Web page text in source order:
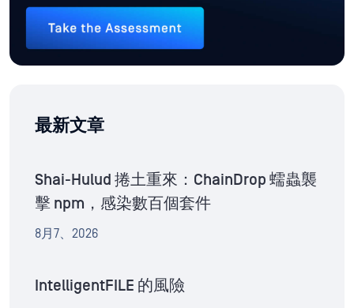
最新文章
Shai-Hulud 捲土重來：ChainDrop 蠕蟲襲
擊 npm，感染數百個套件
8月7、2026
IntelligentFILE 的風險